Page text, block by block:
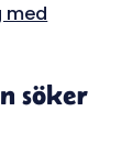
med
söker